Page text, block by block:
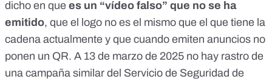
dicho en que es un “vídeo falso” que no se ha
emitido, que el logo no es el mismo que el que tiene la
cadena actualmente y que cuando emiten anuncios no
ponen un QR. A 13 de marzo de 2025 no hay rastro de
una campaña similar del Servicio de Seguridad de